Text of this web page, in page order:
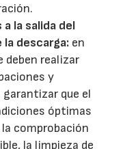
la salida del
la descarga: en
deben realizar
y
que el
óptimas
comprobación
la limpieza de